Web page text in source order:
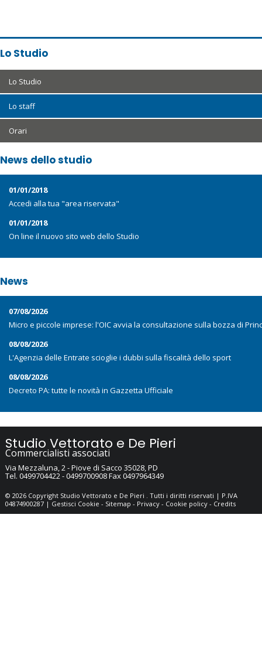
Lo Studio
Lo Studio
Lo staff
Orari
News dello studio
01/01/2018
Accedi alla tua "area riservata"
01/01/2018
On line il nuovo sito web dello Studio
News
07/08/2026
Micro e piccole imprese: l'OIC avvia la consultazione sulla bozza di
08/08/2026
L'Agenzia delle Entrate scioglie i dubbi sulla fiscalità dello sport
08/08/2026
Decreto PA: tutte le novità in Gazzetta Ufficiale
Studio Vettorato e De Pieri
Commercialisti associati
Via Mezzaluna, 2 -Piove di Sacco 35028,PD
Tel. 0499704422 - 0499700908Fax0497964349
© 2026 Copyright Studio Vettorato e De Pieri . Tutti i diritti riservati | P.IVA
04874900287 | Gestisci Cookie - Sitemap - Privacy- Cookie policy- Credits